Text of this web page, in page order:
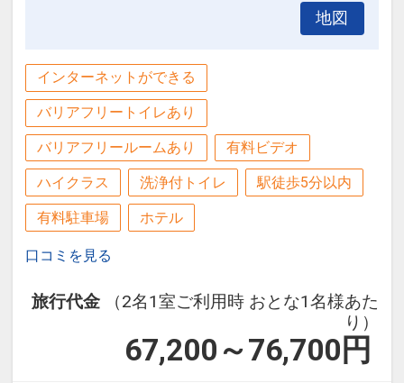
地図
インターネットができる
バリアフリートイレあり
バリアフリールームあり 有料ビデオ
ハイクラス 洗浄付トイレ 駅徒歩5分以内
有料駐車場 ホテル
口コミを見る
旅行代金
（2名1室ご利用時 おとな1名様あた
り）
67,200～76,700 円